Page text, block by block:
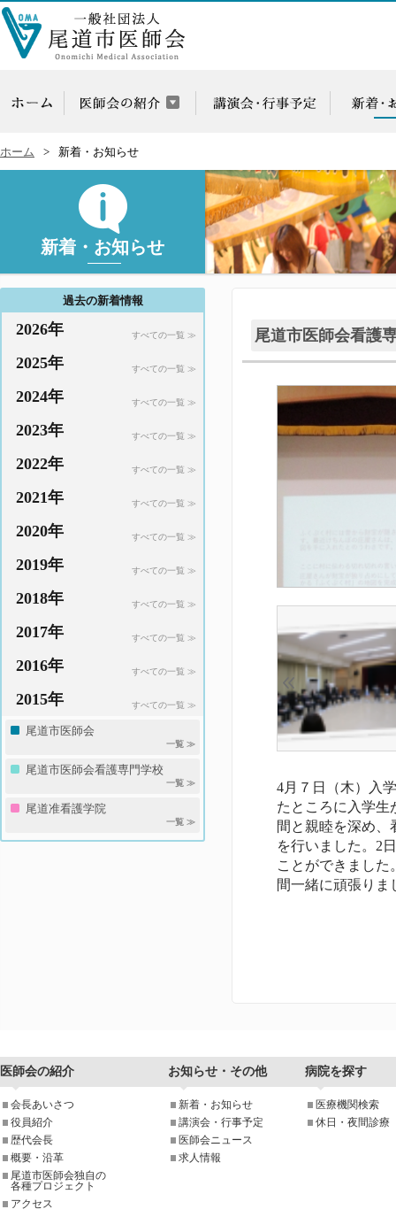
ホーム 新着・お知らせ
新着・お知らせ
尾道市医師会看護
4月７日（木）入
たところに入学生
間と親睦を深め
を行いました。2
ことができまし
間一緒に頑張りま
過去の新着情報
2026年 すべての一覧 ≫
2025年 すべての一覧 ≫
2024年 すべての一覧 ≫
2023年 すべての一覧 ≫
2022年 すべての一覧 ≫
2021年 すべての一覧 ≫
2020年 すべての一覧 ≫
2019年 すべての一覧 ≫
2018年 すべての一覧 ≫
2017年 すべての一覧 ≫
2016年 すべての一覧 ≫
2015年 すべての一覧 ≫
尾道市医師会
一覧 ≫
尾道市医師会看護専門学校
一覧 ≫
尾道准看護学院
一覧 ≫
医師会の紹介 お知らせ・その他 病院を探す
会長あいさつ
役員紹介
歴代会長
概要・沿革
尾道市医師会独自の
各種プロジェクト
アクセス
新着・お知らせ
講演会・行事予定
医師会ニュース
求人情報
医療機関検索
休日・夜間診療